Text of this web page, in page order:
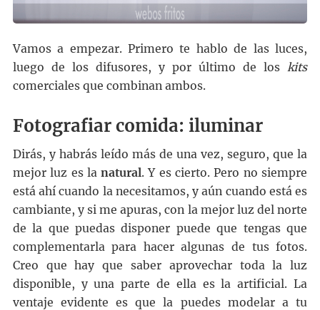
Vamos a empezar. Primero te hablo de las luces,
luego de los difusores, y por último de loskits
comerciales que combinan ambos.
Fotografiar comida: iluminar
Dirás, y habrás leído más de una vez, seguro, que la
mejor luz es lanatural. Y es cierto. Pero no siempre
está ahí cuando la necesitamos, y aún cuando está es
cambiante, y si me apuras, con la mejor luz del norte
de la que puedas disponer puede que tengas que
complementarla para hacer algunas de tus fotos.
Creo que hay que saber aprovechar toda la luz
disponible, y una parte de ella es la artificial. La
ventaje evidente es que la puedes modelar a tu